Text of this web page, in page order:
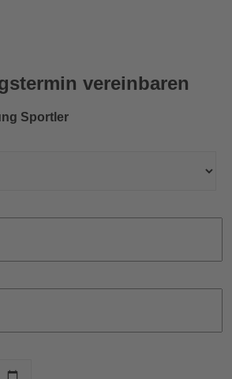
vereinbaren
Sportler